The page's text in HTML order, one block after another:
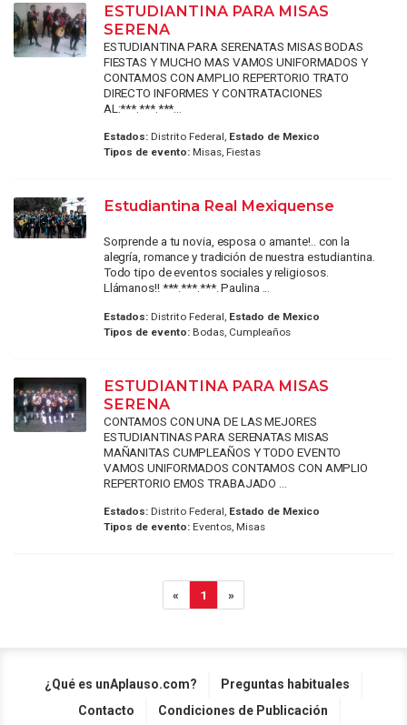
ESTUDIANTINA PARA MISAS
SERENA
ESTUDIANTINA PARA SERENATAS MISAS BODAS
FIESTAS Y MUCHO MAS VAMOS UNIFORMADOS Y
CONTAMOS CON AMPLIO REPERTORIO TRATO
DIRECTO INFORMES Y CONTRATACIONES
AL:***.***.***...
Estados:Distrito Federal, Estado de Mexico
Tipos de evento:Misas, Fiestas
Estudiantina Real Mexiquense
Sorprende a tu novia, esposa o amante!.. con la
alegría, romance y tradición de nuestra estudiantina.
Todo tipo de eventos sociales y religiosos.
Llámanos!! ***.***.***. Paulina ...
Estados:Distrito Federal, Estado de Mexico
Tipos de evento:Bodas, Cumpleaños
ESTUDIANTINA PARA MISAS
SERENA
CONTAMOS CON UNA DE LAS MEJORES
ESTUDIANTINAS PARA SERENATAS MISAS
MAÑANITAS CUMPLEAÑOS Y TODO EVENTO
VAMOS UNIFORMADOS CONTAMOS CON AMPLIO
REPERTORIO EMOS TRABAJADO ...
Estados:Distrito Federal, Estado de Mexico
Tipos de evento:Eventos, Misas
« 1 »
¿Qué es unAplauso.com?
Preguntas habituales
Contacto
Condiciones de Publicación